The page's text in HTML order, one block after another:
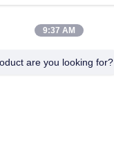
9:37 AM
are you looking for?